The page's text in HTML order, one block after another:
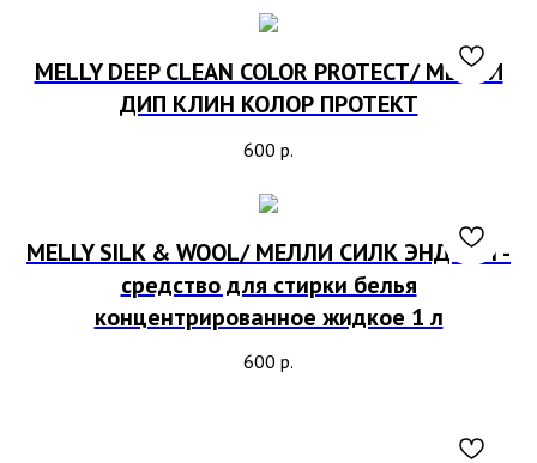
MELLY DEEP CLEAN COLOR PROTECT/ МЕЛЛИ
ДИП КЛИН КОЛОР ПРОТЕКТ
600 р.
MELLY SILK & WOOL/ МЕЛЛИ СИЛК ЭНД ВУЛ -
средство для стирки белья
концентрированное жидкое 1 л
600 р.